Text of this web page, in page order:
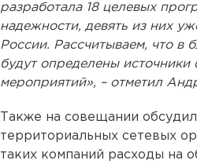
разработала 18 целевых
надежности, девять из них
России. Рассчитываем, что в
будут определены
мероприятий», – отметил
Также на совещании
территориальных сетевых
таких компаний расходы на